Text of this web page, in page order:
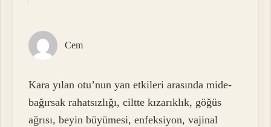
Cem
Kara yılan otu’nun yan etkileri arasında mide-
bağırsak rahatsızlığı, ciltte kızarıklık, göğüs
ağrısı, beyin büyümesi, enfeksiyon, vajinal